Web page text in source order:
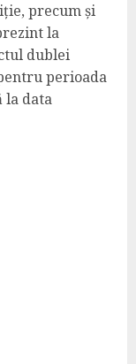
precum și
la
dublei
perioada
la data